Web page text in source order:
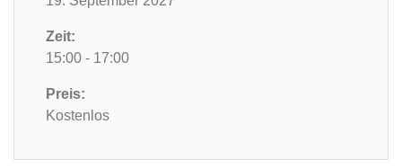
Zeit:
15:00 - 17:00
Preis:
Kostenlos